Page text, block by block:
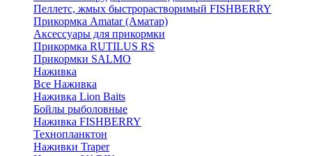
Пеллетс, жмых быстрорастворимый FISHBERRY
Прикормка Amatar (Аматар)
Аксессуары для прикормки
Прикормка RUTILUS RS
Прикормки SALMO
Наживка
Все Наживка
Наживка Lion Baits
Бойлы рыболовные
Наживка FISHBERRY
Технопланктон
Наживки Traper